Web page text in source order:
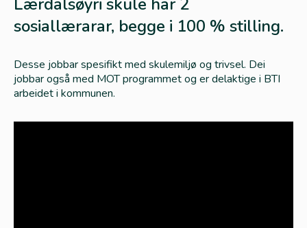
sosiallærarar, begge i 100 % stilling.
Desse jobbar spesifikt med skulemiljø og trivsel. Dei
jobbar også med MOT programmet og er delaktige i BTI
arbeidet i kommunen.